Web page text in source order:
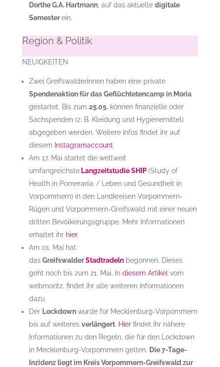
Dorthe G.A. Hartmann, auf das aktuelle digitale
Semesterein.
Region & Politik
NEUIGKEITEN
Zwei Greifswalderinnen haben eine private
Spendenaktion für das Geflüchtetencamp in Moria
gestartet. Bis zum 25.05.können finanzielle oder
Sachspenden (z. B. Kleidung und Hygienemittel)
abgegeben werden. Weitere Infos findet ihr auf
diesem Instagramaccount.
Am 17. Mai startet die weltweit
umfangreichste Langzeitstudie SHIP (Study of
Health in Pomerania / Leben und Gesundheit in
Vorpommern) in den Landkreisen Vorpommern-
Rügen und Vorpommern-Greifswald mit einer neuen
dritten Bevölkerungsgruppe. Mehr Informationen
erhaltet ihr hier.
Am 01. Mai hat
dasGreifswalderStadtradelnbegonnen. Dieses
geht noch bis zum 21. Mai. In diesem Artikel vom
webmoritz. findet ihr alle weiteren Informationen
dazu.
Der Lockdownwurde für Mecklenburg-Vorpommern
bis auf weiteres verlängert. Hierfindet ihr nähere
Informationen zu den Regeln, die für den Lockdown
in Mecklenburg-Vorpommern gelten. Die 7-Tage-
Inzidenz liegt im Kreis Vorpommern-Greifswald zur